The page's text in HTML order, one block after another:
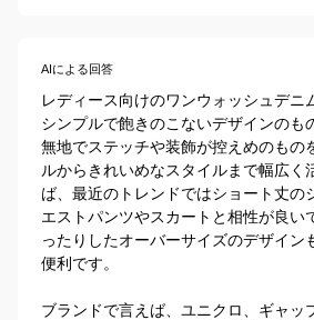
AIによる回答
レディース向けのワンウォッシュデニ
シンプルで飽きのこないデザインのも
無地でステッチや装飾が控えめのもの
ルからきれいめなスタイルまで幅広く
ば、最近のトレンドではショート丈の
エストパンツやスカートと相性が良い
ったりしたオーバーサイズのデザイン
便利です。
ブランドで言えば、ユニクロ、ギャッ